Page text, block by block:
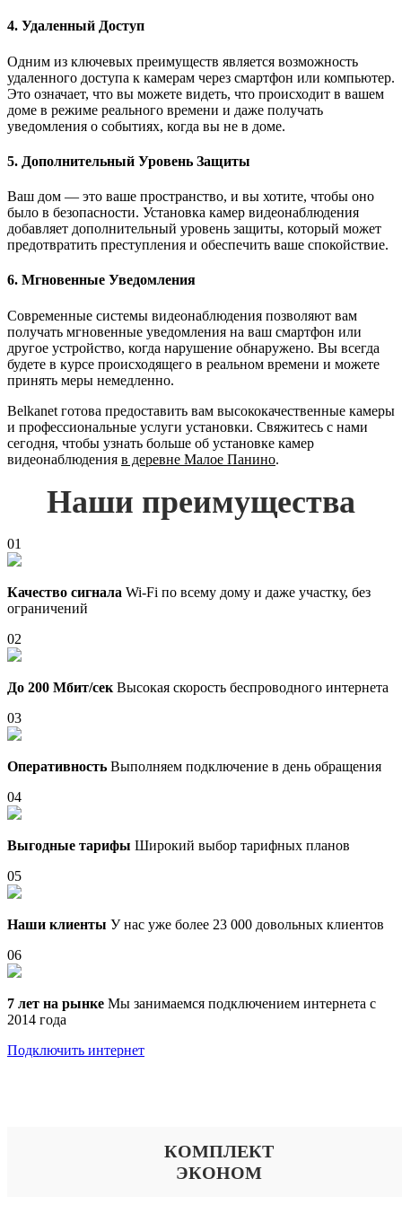
4. Удаленный Доступ
Одним из ключевых преимуществ является возможность
удаленного доступа к камерам через смартфон или компьютер.
Это означает, что вы можете видеть, что происходит в вашем
доме в режиме реального времени и даже получать
уведомления о событиях, когда вы не в доме.
5. Дополнительный Уровень Защиты
Ваш дом — это ваше пространство, и вы хотите, чтобы оно
было в безопасности. Установка камер видеонаблюдения
добавляет дополнительный уровень защиты, который может
предотвратить преступления и обеспечить ваше спокойствие.
6. Мгновенные Уведомления
Современные системы видеонаблюдения позволяют вам
получать мгновенные уведомления на ваш смартфон или
другое устройство, когда нарушение обнаружено. Вы всегда
будете в курсе происходящего в реальном времени и можете
принять меры немедленно.
Belkanet готова предоставить вам высококачественные камеры
и профессиональные услуги установки. Свяжитесь с нами
сегодня, чтобы узнать больше об установке камер
видеонаблюдения в деревне Малое Панино.
Наши преимущества
01
Качество сигнала Wi-Fi по всему дому и даже участку, без
ограничений
02
До 200 Мбит/сек Высокая скорость беспроводного интернета
03
Оперативность Выполняем подключение в день обращения
04
Выгодные тарифы Широкий выбор тарифных планов
05
Наши клиенты У нас уже более 23 000 довольных клиентов
06
7 лет на рынке Мы занимаемся подключением интернета с
2014 года
Подключить интернет
КОМПЛЕКТ
ЭКОНОМ